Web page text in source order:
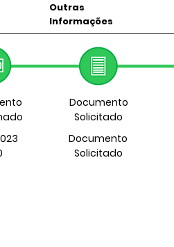
Outras
Informações
Documento
Solicitado
Documento
Solicitado